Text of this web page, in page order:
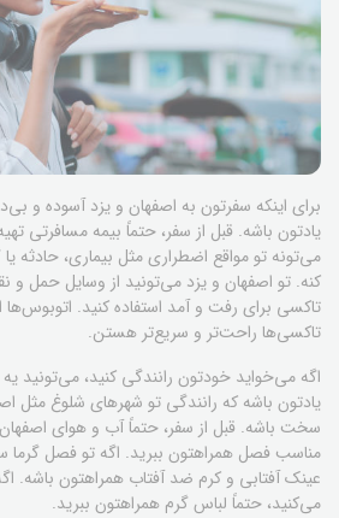
برای اینکه سفرتون به اصفهان و یزد آسوده و
یادتون باشه. قبل از سفر، حتماً بیمه مسافرتی
می‌تونه تو مواقع اضطراری مثل بیماری،
کنه. تو اصفهان و یزد می‌تونید از وسایل حمل
تاکسی برای رفت و آمد استفاده کنید. اتوبوس‌ها
تاکسی‌ها راحت‌تر و سریع‌تر هستن.
اگه می‌خواید خودتون رانندگی کنید، می‌تونید یه
یادتون باشه که رانندگی تو شهرهای شلوغ مثل
سخت باشه. قبل از سفر، حتماً آب و هوای
مناسب فصل همراهتون ببرید. اگه تو فصل گرما
عینک آفتابی و کرم ضد آفتاب همراهتون باشه.
می‌کنید، حتماً لباس گرم همراهتون ببرید.